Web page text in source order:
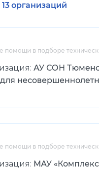
организаций
помощи в подборе
АУ СОН
помощи в подборе
МАУ